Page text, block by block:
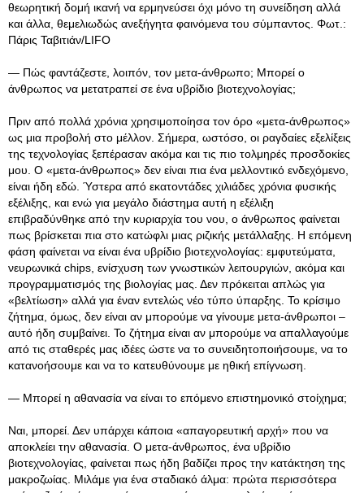
θεωρητική δομή ικανή να ερμηνεύσει όχι μόνο τη συνείδηση αλλά
και άλλα, θεμελιωδώς ανεξήγητα φαινόμενα του σύμπαντος. Φωτ.:
Πάρις Ταβιτιάν/LIFO
— Πώς φαντάζεστε, λοιπόν, τον μετα-άνθρωπο; Μπορεί ο
άνθρωπος να μετατραπεί σε ένα υβρίδιο βιοτεχνολογίας;
Πριν από πολλά χρόνια χρησιμοποίησα τον όρο «μετα-άνθρωπος»
ως μια προβολή στο μέλλον. Σήμερα, ωστόσο, οι ραγδαίες εξελίξεις
της τεχνολογίας ξεπέρασαν ακόμα και τις πιο τολμηρές προσδοκίες
μου. Ο «μετα-άνθρωπος» δεν είναι πια ένα μελλοντικό ενδεχόμενο,
είναι ήδη εδώ. Ύστερα από εκατοντάδες χιλιάδες χρόνια φυσικής
εξέλιξης, και ενώ για μεγάλο διάστημα αυτή η εξέλιξη
επιβραδύνθηκε από την κυριαρχία του νου, ο άνθρωπος φαίνεται
πως βρίσκεται πια στο κατώφλι μιας ριζικής μετάλλαξης. Η επόμενη
φάση φαίνεται να είναι ένα υβρίδιο βιοτεχνολογίας: εμφυτεύματα,
νευρωνικά chips, ενίσχυση των γνωστικών λειτουργιών, ακόμα και
προγραμματισμός της βιολογίας μας. Δεν πρόκειται απλώς για
«βελτίωση» αλλά για έναν εντελώς νέο τύπο ύπαρξης. Το κρίσιμο
ζήτημα, όμως, δεν είναι αν μπορούμε να γίνουμε μετα-άνθρωποι –
αυτό ήδη συμβαίνει. Το ζήτημα είναι αν μπορούμε να απαλλαγούμε
από τις σταθερές μας ιδέες ώστε να το συνειδητοποιήσουμε, να το
κατανοήσουμε και να το κατευθύνουμε με ηθική επίγνωση.
— Μπορεί η αθανασία να είναι το επόμενο επιστημονικό στοίχημα;
Ναι, μπορεί. Δεν υπάρχει κάποια «απαγορευτική αρχή» που να
αποκλείει την αθανασία. Ο μετα-άνθρωπος, ένα υβρίδιο
βιοτεχνολογίας, φαίνεται πως ήδη βαδίζει προς την κατάκτηση της
μακροζωίας. Μιλάμε για ένα σταδιακό άλμα: πρώτα περισσότερα